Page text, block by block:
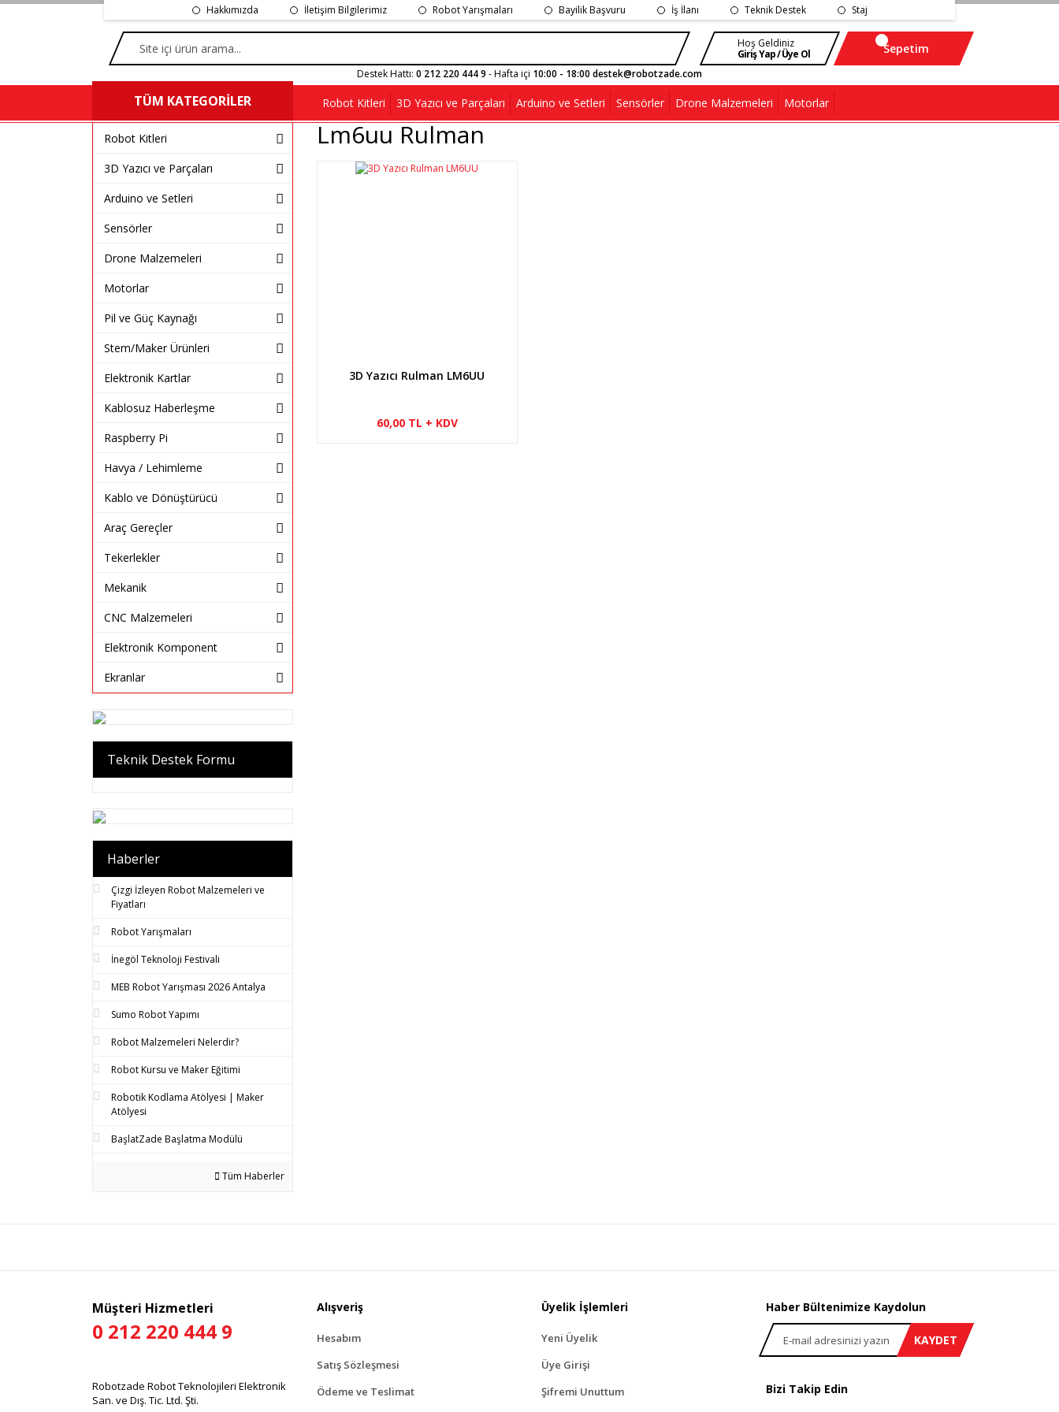
Hakkımızda İletişim Bilgilerimiz Robot Yarışmaları Bayilik Başvuru İş İlanı Teknik Destek Staj
Hoş Geldiniz
Giriş Yap / Üye Ol
Sepetim
Destek Hattı: 0 212 220 444 9 - Hafta içi 10:00 - 18:00 destek@robotzade.com
TÜM KATEGORİLER Robot Kitleri 3D Yazıcı ve Parçaları Arduino ve Setleri Sensörler Drone Malzemeleri Motorlar
Robot Kitleri
3D Yazıcı ve Parçaları
Arduino ve Setleri
Sensörler
Drone Malzemeleri
Motorlar
Pil ve Güç Kaynağı
Stem/Maker Ürünleri
Elektronik Kartlar
Kablosuz Haberleşme
Raspberry Pi
Havya / Lehimleme
Kablo ve Dönüştürücü
Araç Gereçler
Tekerlekler
Mekanik
CNC Malzemeleri
Elektronik Komponent
Ekranlar
Teknik Destek Formu
Haberler
Çizgi İzleyen Robot Malzemeleri ve
Fiyatları
Robot Yarışmaları
İnegöl Teknoloji Festivali
MEB Robot Yarışması 2026 Antalya
Sumo Robot Yapımı
Robot Malzemeleri Nelerdir?
Robot Kursu ve Maker Eğitimi
Robotik Kodlama Atölyesi | Maker
Atölyesi
BaşlatZade Başlatma Modülü
Tüm Haberler
Lm6uu Rulman
3D Yazıcı Rulman LM6UU
60,00 TL + KDV
Müşteri Hizmetleri
0 212 220 444 9
Robotzade Robot Teknolojileri Elektronik
San. ve Dış. Tic. Ltd. Şti.
Alışveriş
Hesabım
Satış Sözleşmesi
Ödeme ve Teslimat
Üyelik İşlemleri
Yeni Üyelik
Üye Girişi
Şifremi Unuttum
Haber Bültenimize Kaydolun
KAYDET
Bizi Takip Edin